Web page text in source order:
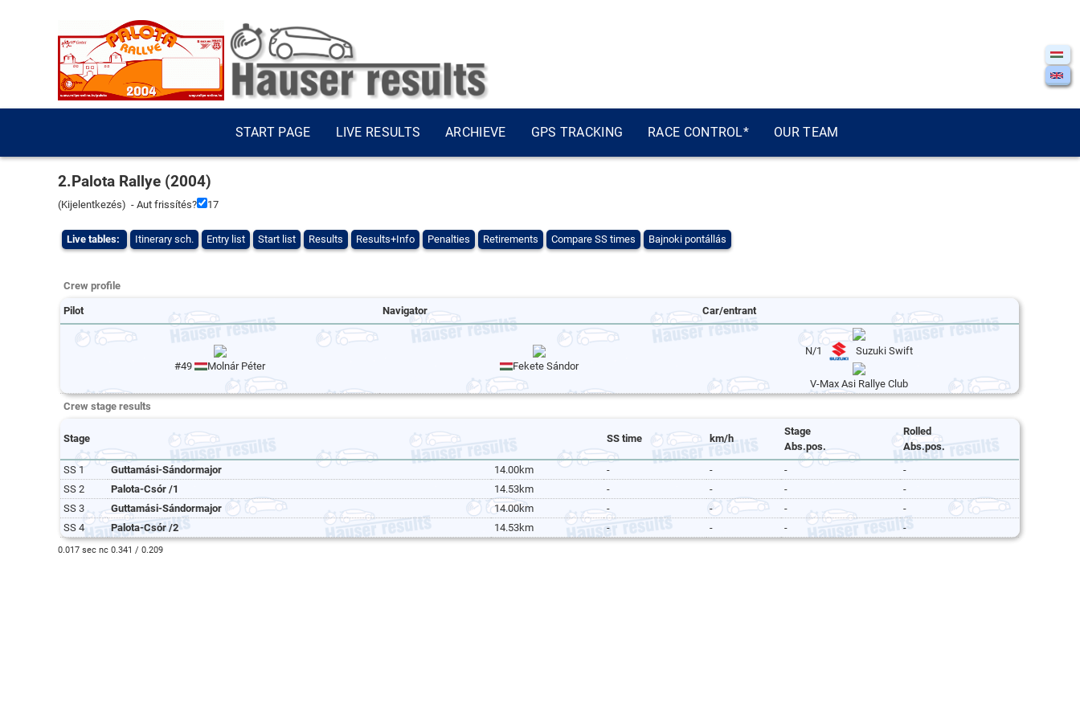
START PAGE LIVE RESULTS ARCHIEVE GPS TRACKING RACE CONTROL* OUR TEAM
2.Palota Rallye (2004)
(Kijelentkezés) - Aut frissítés? 16
Live tables: Itinerary sch. Entry list Start list Results Results+Info Penalties Retirements Compare SS times Bajnoki pontállás
Crew profile
Pilot Navigator Car/entrant
#49 Molnár Péter Fekete Sándor
N/1 Suzuki Swift
V-Max Asi Rallye Club
Crew stage results
Stage SS time km/h
Stage
Abs.pos.
Rolled
Abs.pos.
SS 1
Guttamási-Sándormajor 14.00km - - -
-
SS 2
Palota-Csór /1 14.53km - - -
-
SS 3
Guttamási-Sándormajor 14.00km - - -
-
SS 4
Palota-Csór /2 14.53km - - - -
0.017 sec nc 0.341 / 0.209